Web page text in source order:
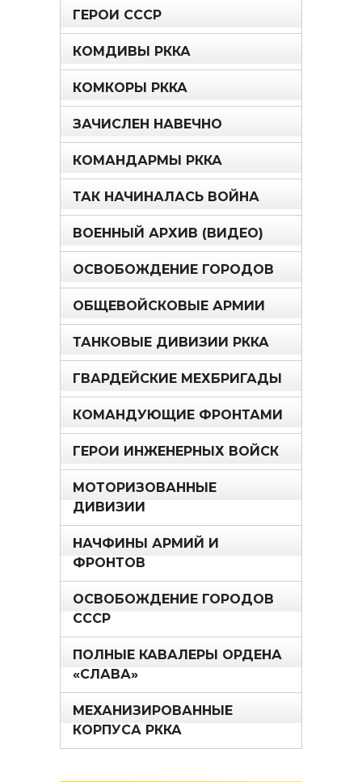
ГЕРОИ СССР
КОМДИВЫ РККА
КОМКОРЫ РККА
ЗАЧИСЛЕН НАВЕЧНО
КОМАНДАРМЫ РККА
ТАК НАЧИНАЛАСЬ ВОЙНА
ВОЕННЫЙ АРХИВ (ВИДЕО)
ОСВОБОЖДЕНИЕ ГОРОДОВ
ОБЩЕВОЙСКОВЫЕ АРМИИ
ТАНКОВЫЕ ДИВИЗИИ РККА
ГВАРДЕЙСКИЕ МЕХБРИГАДЫ
КОМАНДУЮЩИЕ ФРОНТАМИ
ГЕРОИ ИНЖЕНЕРНЫХ ВОЙСК
МОТОРИЗОВАННЫЕ
ДИВИЗИИ
НАЧФИНЫ АРМИЙ И
ФРОНТОВ
ОСВОБОЖДЕНИЕ ГОРОДОВ
СССР
ПОЛНЫЕ КАВАЛЕРЫ ОРДЕНА
«СЛАВА»
МЕХАНИЗИРОВАННЫЕ
КОРПУСА РККА